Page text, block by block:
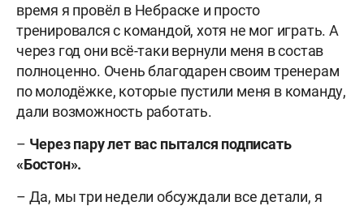
время я провёл в Небраске и просто
тренировался с командой, хотя не мог играть. А
через год они всё-таки вернули меня в состав
полноценно. Очень благодарен своим тренерам
по молодёжке, которые пустили меня в команду,
дали возможность работать.
– Через пару лет вас пытался подписать
«Бостон».
– Да, мы три недели обсуждали все детали, я